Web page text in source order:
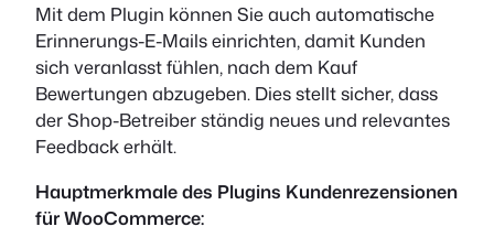
Mit dem Plugin können Sie auch automatische
Erinnerungs-E-Mails einrichten, damit Kunden
sich veranlasst fühlen, nach dem Kauf
Bewertungen abzugeben. Dies stellt sicher, dass
der Shop-Betreiber ständig neues und relevantes
Feedback erhält.
Hauptmerkmale des Plugins Kundenrezensionen
für WooCommerce: